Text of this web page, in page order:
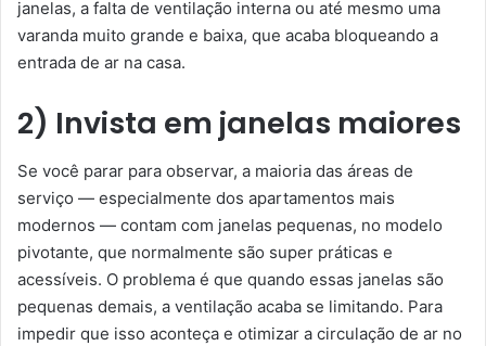
janelas, a falta de ventilação interna ou até mesmo uma
varanda muito grande e baixa, que acaba bloqueando a
entrada de ar na casa.
2) Invista em janelas maiores
Se você parar para observar, a maioria das áreas de
serviço — especialmente dos apartamentos mais
modernos — contam com janelas pequenas, no modelo
pivotante, que normalmente são super práticas e
acessíveis. O problema é que quando essas janelas são
pequenas demais, a ventilação acaba se limitando. Para
impedir que isso aconteça e otimizar a circulação de ar no